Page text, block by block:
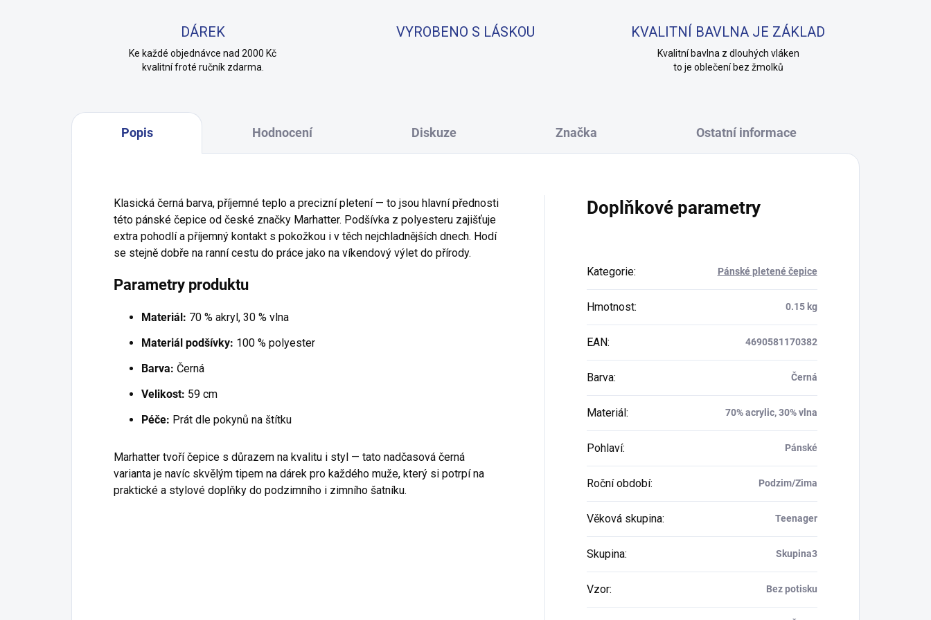
DÁREK
Ke každé objednávce nad 2000 Kč
kvalitní froté ručník zdarma.
VYROBENO S LÁSKOU KVALITNÍ BAVLNA JE ZÁKLAD
Kvalitní bavlna z dlouhých vláken
to je oblečení bez žmolků
Popis Hodnocení Diskuze Značka Ostatní informace
Klasická černá barva, příjemné teplo a precizní pletení — to jsou hlavní přednosti
této pánské čepice od české značky Marhatter. Podšívka z polyesteru zajišťuje
extra pohodlí a příjemný kontakt s pokožkou i v těch nejchladnějších dnech. Hodí
se stejně dobře na ranní cestu do práce jako na víkendový výlet do přírody.
Parametry produktu
Materiál: 70 % akryl, 30 % vlna
Materiál podšívky: 100 % polyester
Barva: Černá
Velikost: 59 cm
Péče: Prát dle pokynů na štítku
Marhatter tvoří čepice s důrazem na kvalitu i styl — tato nadčasová černá
varianta je navíc skvělým tipem na dárek pro každého muže, který si potrpí na
praktické a stylové doplňky do podzimního i zimního šatníku.
Doplňkové parametry
Kategorie: Pánské pletené čepice
Hmotnost: 0.15 kg
EAN: 4690581170382
Barva: Černá
Materiál : 70% acrylic, 30% vlna
Pohlaví: Pánské
Roční období: Podzim/Zima
Věková skupina: Teenager
Skupina: Skupina3
Vzor: Bez potisku